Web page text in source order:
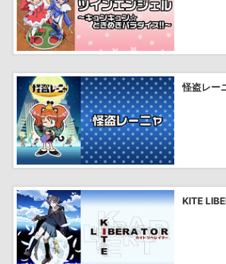
怪盗レー
KITE